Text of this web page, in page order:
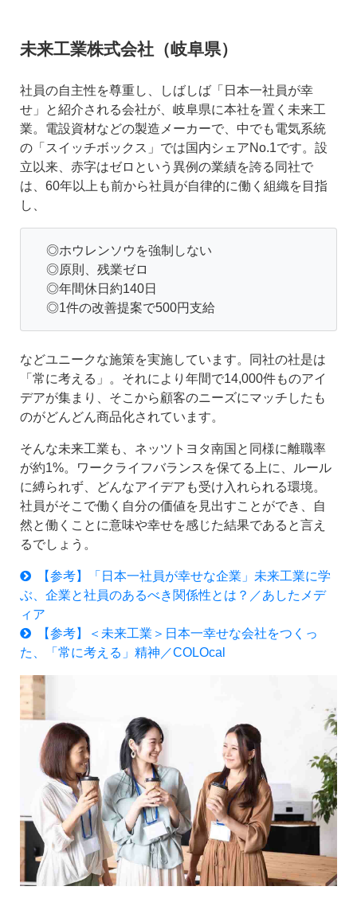
未来工業株式会社（岐阜県）
社員の自主性を尊重し、しばしば「日本一社員が幸
せ」と紹介される会社が、岐阜県に本社を置く未来工
業。電設資材などの製造メーカーで、中でも電気系統
の「スイッチボックス」では国内シェアNo.1です。設
立以来、赤字はゼロという異例の業績を誇る同社で
は、60年以上も前から社員が自律的に働く組織を目指
し、
◎ホウレンソウを強制しない
◎原則、残業ゼロ
◎年間休日約140日
◎1件の改善提案で500円支給
などユニークな施策を実施しています。同社の社是は
「常に考える」。それにより年間で14,000件ものアイ
デアが集まり、そこから顧客のニーズにマッチしたも
のがどんどん商品化されています。
そんな未来工業も、ネッツトヨタ南国と同様に離職率
が約1%。ワークライフバランスを保てる上に、ルール
に縛られず、どんなアイデアも受け入れられる環境。
社員がそこで働く自分の価値を見出すことができ、自
然と働くことに意味や幸せを感じた結果であると言え
るでしょう。
【参考】「日本一社員が幸せな企業」未来工業に学
ぶ、企業と社員のあるべき関係性とは？／あしたメデ
ィア
【参考】＜未来工業＞日本一幸せな会社をつくっ
た、「常に考える」精神／COLOcal